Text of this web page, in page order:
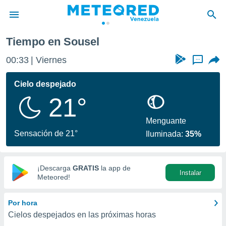
de
ha
calidad.
a este
las
y
digital
basada
Tiempo en Sousel
00:33 Viernes ...
Cielo despejado
21°
Sensación de 21°
Menguante
Iluminada:35%
¡Descarga GRATIS la app de
Meteored!
Instalar
Por hora
Cielos despejados en las próximas horas